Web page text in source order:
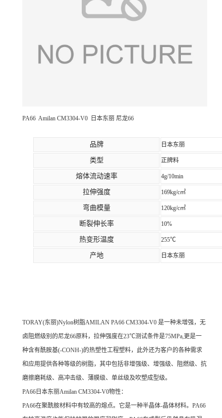
PA66 Amilan CM3304-V0 日本东丽 尼龙66
品牌 日本东丽
类型 正牌料
熔体流动速率 4g/10min
拉伸强度 169kg/c㎡
弯曲模量 120kg/c㎡
断裂伸长率 10%
热变形温度 255℃
产地 日本东丽
TORAY(东丽)Nylon树脂AMILAN PA66 CM3304-V0 是一种未增强，无
卤阻燃级别的尼龙66原料，拉伸强度在23℃测试条件是75MPa,更是一
种含有酰胺基(-CONH-)的热塑性工程塑料，此外还为客户的各种需求
和应用提供各种等级的树脂，其中包括非增强级、增强级、阻燃级、抗
磨擦磨耗级、高冲击级、薄膜级、单丝级及吹塑成型级。
PA66日本东丽Amilan CM3304-V0物性：
PA66在聚酰胺材料中有较高的熔点。它是一种半晶体-晶体材料。PA66